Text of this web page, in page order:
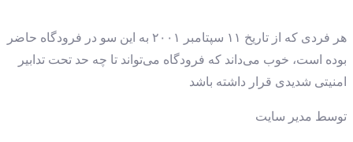
هر فردی که از تاریخ ۱۱ سپتامبر ۲۰۰۱ به این سو در فرودگاه حاضر
بوده است، خوب می‌داند که فرودگاه می‌تواند تا چه حد تحت تدابیر
امنیتی شدیدی قرار داشته باشد
توسط مدیر سایت